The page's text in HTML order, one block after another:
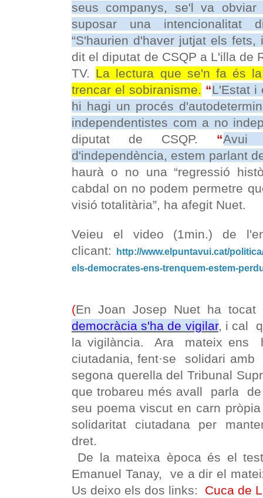
seus companys, se'l va
suposar una intencionalitat
“S'haurien d'haver jutjat els
dit el diputat de CSQP a L'illa de
TV. La lectura que se'n fa és
trencar el sobiranisme. “L'Estat i
hi hagi un procés
independentistes com a no
diputat de CSQP. “Avui
d'independència, estem parlant
haurà o no una “regressió
cabdal on no podem permetre
visió totalitària”, ha afegit Nuet.
Veieu el video (1min.) de
clicant:
http://www.elpuntavui.cat/
els-democrates-ens-trenquem-estem-
(En Joan Josep Nuet ha
democràcia s'ha de vigilar, i cal
la vigilància. Ara mateix ens
ciutadania, fent·se solidari
segona querella del Tribunal
que trobareu més avall parla
seu poema viscut en carn
solidaritat ciutadana per
dret.
De la mateixa època és el
Emanuel Tanay, ve a dir el
Us deixo els dos links: Cuca de